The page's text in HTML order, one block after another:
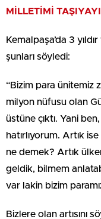
MİLLETİMİ
Kemalpaşa’da 3
şunları söyledi:
“Bizim para ünitemiz
milyon nüfusu olan
üstüne çıktı. Yani
hatırlıyorum. Artık
ne demek? Artık
geldik, bilmem
var lakin bizim
Bizlere olan artısını